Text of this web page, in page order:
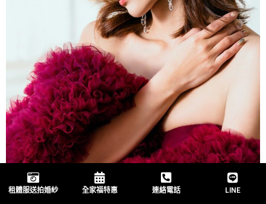
租體服送拍婚紗 全家福特惠 連絡電話 LINE